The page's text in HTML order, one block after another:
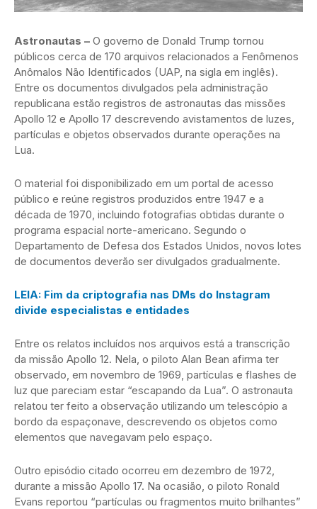
Astronautas – O governo de Donald Trump tornou
públicos cerca de 170 arquivos relacionados a Fenômenos
Anômalos Não Identificados (UAP, na sigla em inglês).
Entre os documentos divulgados pela administração
republicana estão registros de astronautas das missões
Apollo 12 e Apollo 17 descrevendo avistamentos de luzes,
partículas e objetos observados durante operações na
Lua.
O material foi disponibilizado em um portal de acesso
público e reúne registros produzidos entre 1947 e a
década de 1970, incluindo fotografias obtidas durante o
programa espacial norte-americano. Segundo o
Departamento de Defesa dos Estados Unidos, novos lotes
de documentos deverão ser divulgados gradualmente.
LEIA: Fim da criptografia nas DMs do Instagram
divide especialistas e entidades
Entre os relatos incluídos nos arquivos está a transcrição
da missão Apollo 12. Nela, o piloto Alan Bean afirma ter
observado, em novembro de 1969, partículas e flashes de
luz que pareciam estar “escapando da Lua”. O astronauta
relatou ter feito a observação utilizando um telescópio a
bordo da espaçonave, descrevendo os objetos como
elementos que navegavam pelo espaço.
Outro episódio citado ocorreu em dezembro de 1972,
durante a missão Apollo 17. Na ocasião, o piloto Ronald
Evans reportou “partículas ou fragmentos muito brilhantes”